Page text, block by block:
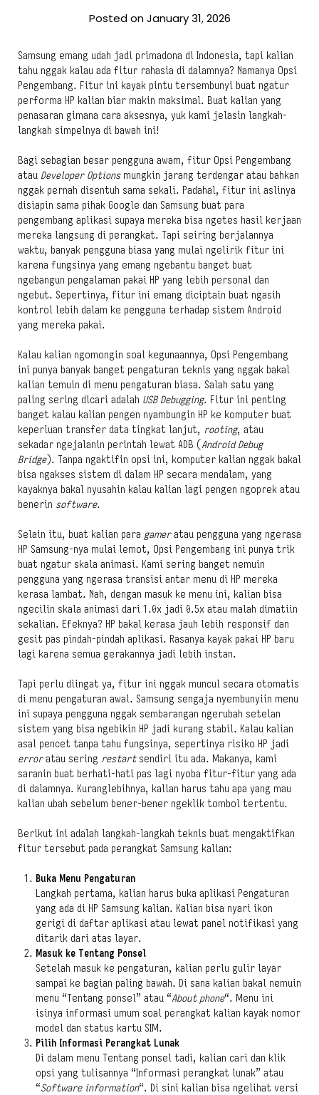
Posted on January 31, 2026
Samsung emang udah jadi primadona di Indonesia, tapi kalian
tahu nggak kalau ada fitur rahasia di dalamnya? Namanya Opsi
Pengembang. Fitur ini kayak pintu tersembunyi buat ngatur
performa HP kalian biar makin maksimal. Buat kalian yang
penasaran gimana cara aksesnya, yuk kami jelasin langkah-
langkah simpelnya di bawah ini!
Bagi sebagian besar pengguna awam, fitur Opsi Pengembang
atau Developer Optionsmungkin jarang terdengar atau bahkan
nggak pernah disentuh sama sekali. Padahal, fitur ini aslinya
disiapin sama pihak Google dan Samsung buat para
pengembang aplikasi supaya mereka bisa ngetes hasil kerjaan
mereka langsung di perangkat. Tapi seiring berjalannya
waktu, banyak pengguna biasa yang mulai ngelirik fitur ini
karena fungsinya yang emang ngebantu banget buat
ngebangun pengalaman pakai HP yang lebih personal dan
ngebut. Sepertinya, fitur ini emang diciptain buat ngasih
kontrol lebih dalam ke pengguna terhadap sistem Android
yang mereka pakai.
Kalau kalian ngomongin soal kegunaannya, Opsi Pengembang
ini punya banyak banget pengaturan teknis yang nggak bakal
kalian temuin di menu pengaturan biasa. Salah satu yang
paling sering dicari adalah USB Debugging. Fitur ini penting
banget kalau kalian pengen nyambungin HP ke komputer buat
keperluan transfer data tingkat lanjut, rooting, atau
sekadar ngejalanin perintah lewat ADB (Android Debug
Bridge). Tanpa ngaktifin opsi ini, komputer kalian nggak bakal
bisa ngakses sistem di dalam HP secara mendalam, yang
kayaknya bakal nyusahin kalau kalian lagi pengen ngoprek atau
benerin software.
Selain itu, buat kalian para gameratau pengguna yang ngerasa
HP Samsung-nya mulai lemot, Opsi Pengembang ini punya trik
buat ngatur skala animasi. Kami sering banget nemuin
pengguna yang ngerasa transisi antar menu di HP mereka
kerasa lambat. Nah, dengan masuk ke menu ini, kalian bisa
ngecilin skala animasi dari 1.0x jadi 0.5x atau malah dimatiin
sekalian. Efeknya? HP bakal kerasa jauh lebih responsif dan
gesit pas pindah-pindah aplikasi. Rasanya kayak pakai HP baru
lagi karena semua gerakannya jadi lebih instan.
Tapi perlu diingat ya, fitur ini nggak muncul secara otomatis
di menu pengaturan awal. Samsung sengaja nyembunyiin menu
ini supaya pengguna nggak sembarangan ngerubah setelan
sistem yang bisa ngebikin HP jadi kurang stabil. Kalau kalian
asal pencet tanpa tahu fungsinya, sepertinya risiko HP jadi
erroratau sering restartsendiri itu ada. Makanya, kami
saranin buat berhati-hati pas lagi nyoba fitur-fitur yang ada
di dalamnya. Kuranglebihnya, kalian harus tahu apa yang mau
kalian ubah sebelum bener-bener ngeklik tombol tertentu.
Berikut ini adalah langkah-langkah teknis buat mengaktifkan
fitur tersebut pada perangkat Samsung kalian:
Buka Menu Pengaturan
Langkah pertama, kalian harus buka aplikasi Pengaturan
yang ada di HP Samsung kalian. Kalian bisa nyari ikon
gerigi di daftar aplikasi atau lewat panel notifikasi yang
ditarik dari atas layar.
Masuk ke Tentang Ponsel
Setelah masuk ke pengaturan, kalian perlu gulir layar
sampai ke bagian paling bawah. Di sana kalian bakal nemuin
menu “Tentang ponsel” atau “About phone“. Menu ini
isinya informasi umum soal perangkat kalian kayak nomor
model dan status kartu SIM.
Pilih Informasi Perangkat Lunak
Di dalam menu Tentang ponsel tadi, kalian cari dan klik
opsi yang tulisannya “Informasi perangkat lunak” atau
“Software information“. Di sini kalian bisa ngelihat versi